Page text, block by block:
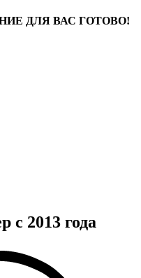
ДЛЯ ВАС ГОТОВО!
2013 года